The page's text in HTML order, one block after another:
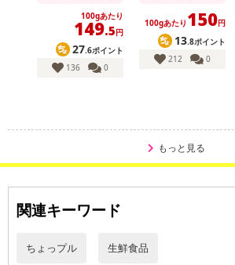
・賞味期限：出荷日60日
イ：ドイツ
〇ギンダラ（アメリカ）、みそ（大豆を含
100gあたり
149.5円
27.6ポイント
136
0
100gあたり 150円
13.8ポイント
212
0
もっと見る
関連キーワード
ちょっプル 生鮮食品